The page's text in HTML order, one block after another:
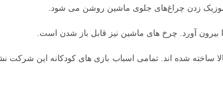
زدن چراغ‌های جلوی ماشین روشن می شود.
بیرون آورد. چرخ های ماشین نیز قابل باز شدن است.
ساخته شده اند. تمامی اسباب بازی های کودکانه این